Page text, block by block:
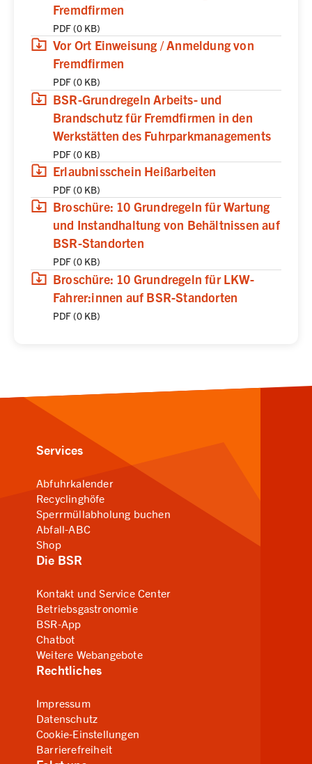
Fremdfirmen
PDF(0 KB)
Vor Ort Einweisung / Anmeldung von
Fremdfirmen
(Download,PDF,0 KB)
(öffnet in neuem Tab)
PDF(0 KB)
BSR-Grundregeln Arbeits- und
Brandschutz für Fremdfirmen in den
Werkstätten des Fuhrparkmanagements
(Download,PDF,0 KB )
(öffnet in neuem Tab)
PDF(0 KB)
Erlaubnisschein Heißarbeiten
(Download,PDF,0 KB)
(öffnet in neuem Tab)
PDF(0 KB)
Broschüre: 10 Grundregeln für Wartung
und Instandhaltung von Behältnissen auf
BSR-Standorten
(Download,PDF,0 KB)
(öffnet in neuem Tab)
PDF(0 KB)
Broschüre: 10 Grundregeln für LKW-
Fahrer:innen auf BSR-Standorten
(Download,PDF,0 KB)
(öffnet in neuem Tab)
PDF(0 KB)
Services
Abfuhrkalender
Recyclinghöfe
Sperrmüllabholung buchen
Abfall-ABC
Shop
Die BSR
Kontakt und Service Center
Betriebsgastronomie
BSR-App
Chatbot
Weitere Webangebote
Rechtliches
Impressum
Datenschutz
Cookie-Einstellungen
Barrierefreiheit